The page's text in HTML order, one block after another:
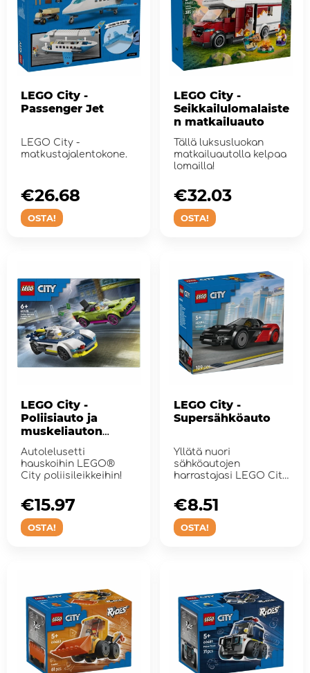
LEGO City -
Passenger Jet
LEGO City -
matkustajalentokone.
OSTA!
€26.68
LEGO City -
Seikkailulomalaiste
n matkailuauto
Tällä luksusluokan
matkailuautolla kelpaa
lomailla!
OSTA!
€32.03
LEGO City -
Poliisiauto ja
muskeliauton
takaa-ajo
Autolelusetti
hauskoihin LEGO®
City poliisileikkeihin!
OSTA!
€15.97
LEGO City -
Supersähköauto
Yllätä nuori
sähköautojen
harrastajasi LEGO City
OSTA!
€8.51